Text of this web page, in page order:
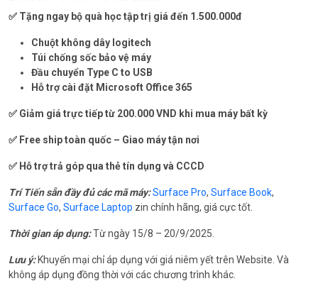
✅ Tặng ngay bộ quà học tập trị giá đến 1.500.000đ
Chuột không dây logitech
Túi chống sốc bảo vệ máy
Đầu chuyển Type C to USB
Hỗ trợ cài đặt Microsoft Office 365
✅ Giảm giá trực tiếp từ 200.000 VND khi mua máy bất kỳ
✅ Free ship toàn quốc – Giao máy tận nơi
✅ Hỗ trợ trả góp qua thẻ tín dụng và CCCD
Trí Tiến sẵn đầy đủ các mã máy:Surface Pro, Surface Book,
Surface Go, Surface Laptop zin chính hãng, giá cực tốt.
Thời gian áp dụng:Từ ngày 15/8 – 20/9/2025.
Lưu ý:Khuyến mại chỉ áp dụng với giá niêm yết trên Website. Và
không áp dụng đồng thời với các chương trình khác.